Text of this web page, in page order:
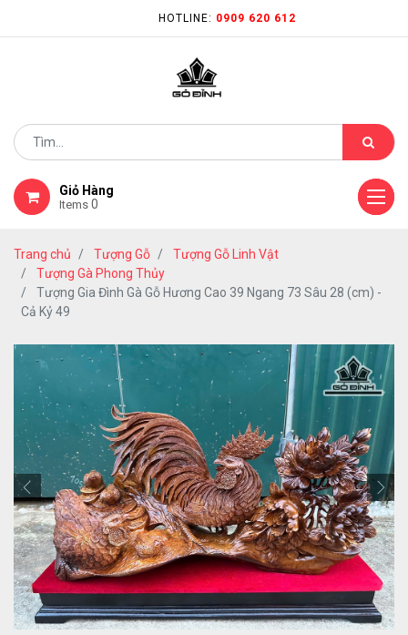
HOTLINE: 0909 620 612
Giỏ Hàng
Items 0
Trang chủ Tượng Gỗ
Tượng Gỗ Linh Vật
Tượng Gà Phong Thủy
Tượng Gia Đình Gà Gỗ Hương Cao 39 Ngang 73 Sâu 28 (cm) -
Cả Kỷ 49